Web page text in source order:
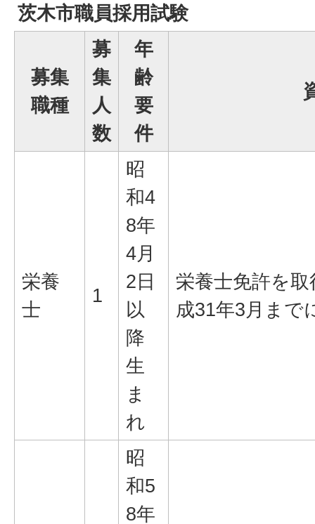
茨木市職員採用試験
募集
職種
募
集
人
数
年
齢
要
件
栄養
士
1
昭
和4
8年
4月
2日
以
降
生
ま
れ
栄養士免許を
成31年3月まで
昭
和5
8年